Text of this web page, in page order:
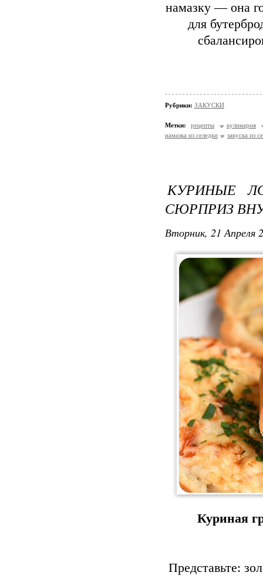
намазку — она
для
Рубрики: ЗАКУСКИ
Метки: рецепты
кулинария
намазка из селедки
закуска из
КУРИНЫЕ
СЮРПРИЗ
Вторник, 21 Апреля
Куриная
Представьте: